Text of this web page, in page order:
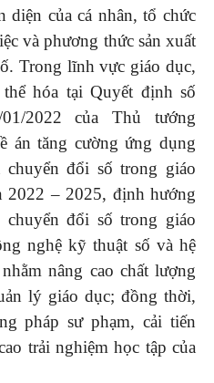
diện của cá nhân, tổ chức
và phương thức sản xuất
Trong lĩnh vực giáo dục,
hóa tại Quyết định số
2022 của Thủ tướng
án tăng cường ứng dụng
đổi số trong giáo
2022 – 2025, định hướng
đổi số trong giáo
nghệ kỹ thuật số và hệ
nâng cao chất lượng
lý giáo dục; đồng thời,
pháp sư phạm, cải tiến
trải nghiệm học tập của